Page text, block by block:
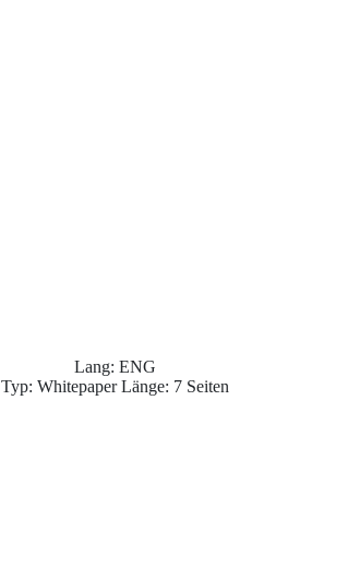
Lang: ENG
Typ: Whitepaper Länge: 7 Seiten